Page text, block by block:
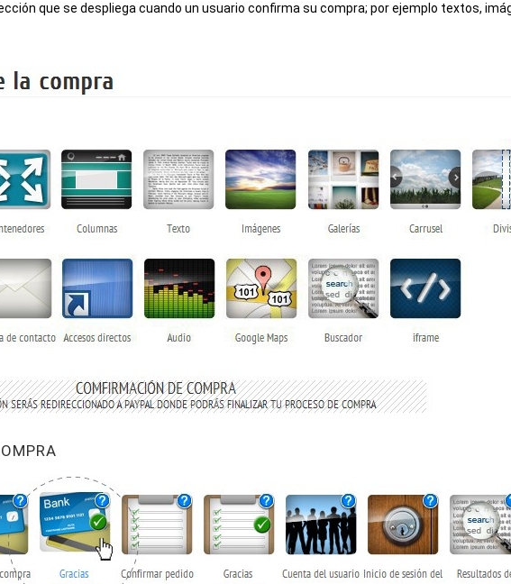
que se despliega cuando un usuario confirma su compra; por ejemplo textos,